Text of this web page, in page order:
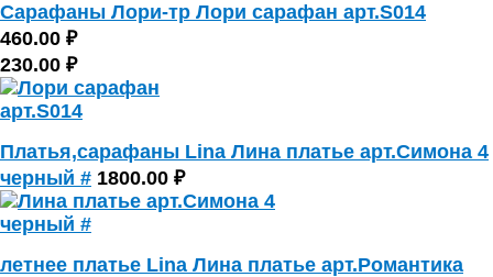
Сарафаны Лори-тр Лори сарафан арт.S014
460.00 ₽
230.00 ₽
Платья,сарафаны Lina Лина платье арт.Симона 4
черный # 1800.00 ₽
летнее платье Lina Лина платье арт.Романтика